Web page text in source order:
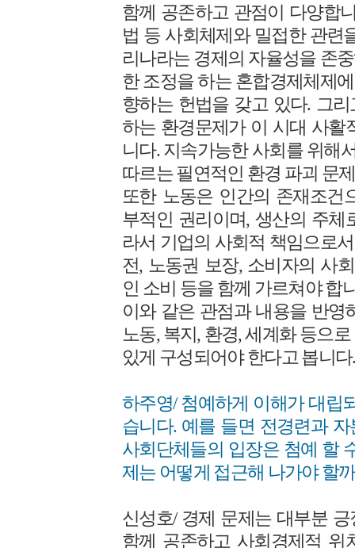
함께 공존하고 관점이 다양합
법 등 사회체제와 밀접한 관련
리나라는 경제의 자율성을 존
한 조정을 하는 혼합경제체제
향하는 헌법을 갖고 있다. 그
하는 환경문제가 이 시대 사활
니다. 지속가능한 사회를 위해
따르는 필연적인 환경 파괴 문
또한 노동은 인간의 존재조건
부적인 권리이며, 생산의 주체
라서 기업의 사회적 책임으로
전, 노동권 보장, 소비자의 사
인 소비 등을 함께 가르쳐야 합
이와 같은 관점과 내용을 반영
노동, 복지, 환경, 세계화 등으
있게 구성되어야 한다고 봅니다.
하주영/ 첨예하게 이해가 대립
습니다. 예를 들면 전경련과
사회단체들의 입장은 첨예 할
제는 어떻게 접근해 나가야 할
신성호/ 경제 문제는 대부분
함께 공존하고 사회경제적 위